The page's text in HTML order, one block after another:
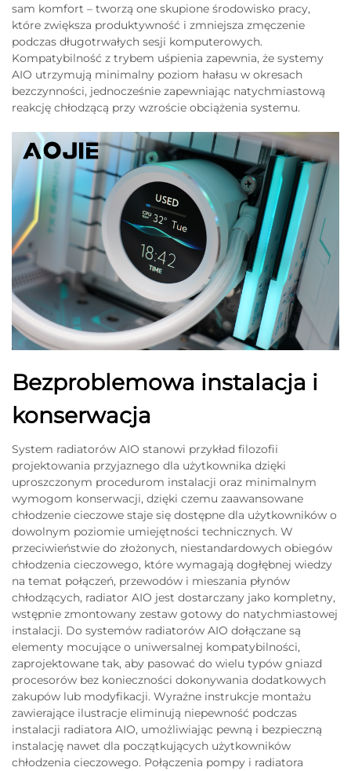
sam komfort – tworzą one skupione środowisko pracy,
które zwiększa produktywność i zmniejsza zmęczenie
podczas długotrwałych sesji komputerowych.
Kompatybilność z trybem uśpienia zapewnia, że systemy
AIO utrzymują minimalny poziom hałasu w okresach
bezczynności, jednocześnie zapewniając natychmiastową
reakcję chłodzącą przy wzroście obciążenia systemu.
Bezproblemowa instalacja i
konserwacja
System radiatorów AIO stanowi przykład filozofii
projektowania przyjaznego dla użytkownika dzięki
uproszczonym procedurom instalacji oraz minimalnym
wymogom konserwacji, dzięki czemu zaawansowane
chłodzenie cieczowe staje się dostępne dla użytkowników o
dowolnym poziomie umiejętności technicznych. W
przeciwieństwie do złożonych, niestandardowych obiegów
chłodzenia cieczowego, które wymagają dogłębnej wiedzy
na temat połączeń, przewodów i mieszania płynów
chłodzących, radiator AIO jest dostarczany jako kompletny,
wstępnie zmontowany zestaw gotowy do natychmiastowej
instalacji. Do systemów radiatorów AIO dołączane są
elementy mocujące o uniwersalnej kompatybilności,
zaprojektowane tak, aby pasować do wielu typów gniazd
procesorów bez konieczności dokonywania dodatkowych
zakupów lub modyfikacji. Wyraźne instrukcje montażu
zawierające ilustracje eliminują niepewność podczas
instalacji radiatora AIO, umożliwiając pewną i bezpieczną
instalację nawet dla początkujących użytkowników
chłodzenia cieczowego. Połączenia pompy i radiatora